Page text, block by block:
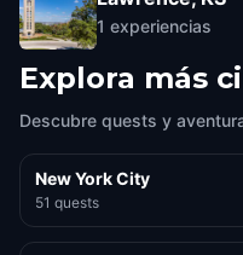
1 experiencias
Explora más
Descubre quests y
New York City
51 quests